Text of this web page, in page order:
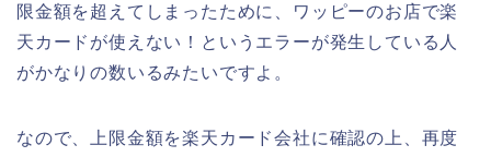
限金額を超えてしまったために、ワッピーのお店で楽
天カードが使えない！というエラーが発生している人
がかなりの数いるみたいですよ。
なので、上限金額を楽天カード会社に確認の上、再度